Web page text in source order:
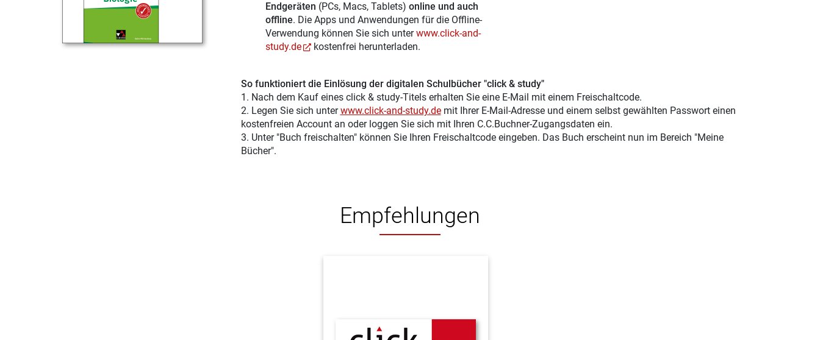
Endgeräten (PCs, Macs, Tablets) online und auch
offline. Die Apps und Anwendungen für die Offline-
Verwendung können Sie sich unterwww.click-and-
study.de
kostenfrei herunterladen.
So funktioniert die Einlösung der digitalen Schulbücher "click & study"
1. Nach dem Kauf eines click & study-Titels erhalten Sie eine E-Mail mit einem Freischaltcode.
2. Legen Sie sich unterwww.click-and-study.demit Ihrer E-Mail-Adresse und einem selbst gewählten Passwort einen
kostenfreien Account an oder loggen Sie sich mit Ihren C.C.Buchner-Zugangsdaten ein.
3. Unter "Buch freischalten" können Sie Ihren Freischaltcode eingeben. Das Buch erscheint nun im Bereich "Meine
Bücher".
Empfehlungen